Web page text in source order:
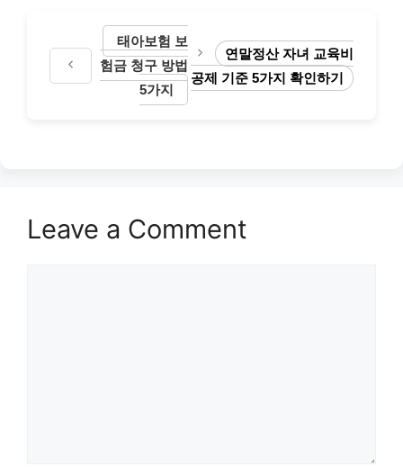
태아보험 보
험금 청구 방법
5가지
연말정산 자녀 교육비
공제 기준 5가지 확인하기
Leave a Comment